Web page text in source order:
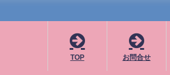
TOP お問合せ